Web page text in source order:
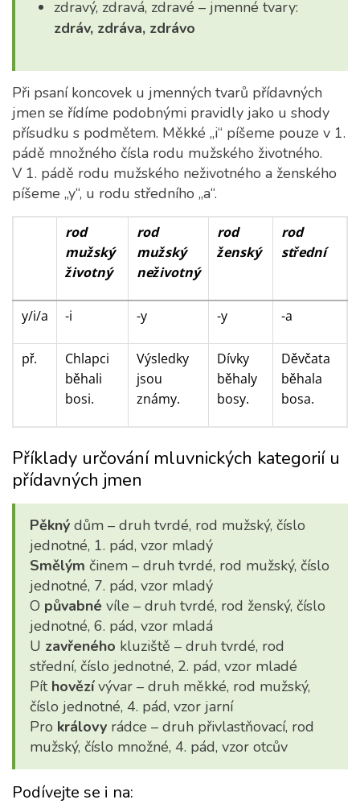
zdravý, zdravá, zdravé – jmenné tvary:
zdráv, zdráva, zdrávo
Při psaní koncovek u jmenných tvarů přídavných
jmen se řídíme podobnými pravidly jako u shody
přísudku s podmětem. Měkké „i“ píšeme pouze v 1.
pádě množného čísla rodu mužského životného.
V 1. pádě rodu mužského neživotného a ženského
píšeme „y“, u rodu středního „a“.
rod
mužský
životný
rod
mužský
neživotný
rod
ženský
rod
střední
y/i/a -i -y -y -a
př.
Chlapci
běhali
bosi.
Výsledky
jsou
známy.
Dívky
běhaly
bosy.
Děvčata
běhala
bosa.
Příklady určování mluvnických kategorií u
přídavných jmen
Pěkný dům – druh tvrdé, rod mužský, číslo
jednotné, 1. pád, vzor mladý
Smělým činem – druh tvrdé, rod mužský, číslo
jednotné, 7. pád, vzor mladý
O půvabné víle – druh tvrdé, rod ženský, číslo
jednotné, 6. pád, vzor mladá
U zavřeného kluziště – druh tvrdé, rod
střední, číslo jednotné, 2. pád, vzor mladé
Pít hovězívývar – druh měkké, rod mužský,
číslo jednotné, 4. pád, vzor jarní
Pro královy rádce – druh přivlastňovací, rod
mužský, číslo množné, 4. pád, vzor otcův
Podívejte se i na: